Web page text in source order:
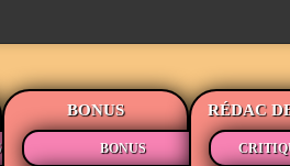
BONUS
BONUS
RÉDAC